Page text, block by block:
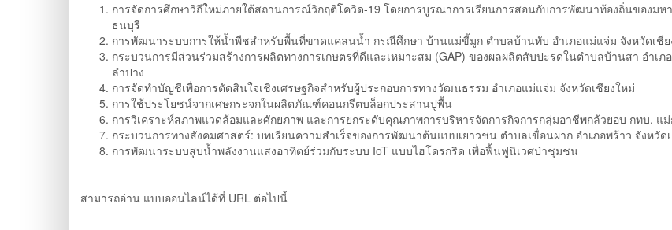
การจัดการศึกษาวิถีใหม่ภายใต้สถานการณ์วิกฤติโควิด-19 โดยการบูรณาการเรียนการสอนกับการพัฒนาท้องถิ่นของมห
ธนบุรี
การพัฒนาระบบการให้น้ำพืชสำหรับพื้นที่ขาดแคลนน้ำ กรณีศึกษา บ้านแม่ขี้มูก ตำบลบ้านทับ อำเภอแม่แจ่ม จังหวัดเชีย
กระบวนการมีส่วนร่วมสร้างการผลิตทางการเกษตรที่ดีและเหมาะสม (GAP) ของผลผลิตสับปะรดในตำบลบ้านสา อำเภ
ลำปาง
การจัดทำบัญชีเพื่อการตัดสินใจเชิงเศรษฐกิจสำหรับผู้ประกอบการทางวัฒนธรรม อำเภอแม่แจ่ม จังหวัดเชียงใหม่
การใช้ประโยชน์จากเศษกระจกในผลิตภัณฑ์คอนกรีตบล็อกประสานปูพื้น
การวิเคราะห์สภาพแวดล้อมและศักยภาพ และการยกระดับคุณภาพการบริหารจัดการกิจการกลุ่มอาชีพกล้วยอบ กทบ. แม่
กระบวนการทางสังคมศาสตร์: บทเรียนความสำเร็จของการพัฒนาต้นแบบเยาวชน ตำบลเขื่อนผาก อำเภอพร้าว จังหวัด
การพัฒนาระบบสูบน้ำพลังงานแสงอาทิตย์ร่วมกับระบบ IoT แบบไฮโดรกริด เพื่อฟื้นฟูนิเวศป่าชุมชน
สามารถอ่าน แบบออนไลน์ได้ที่ URL ต่อไปนี้